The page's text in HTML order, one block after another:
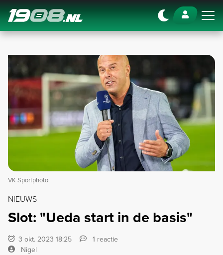
Navigation
VK Sportphoto
NIEUWS
Slot: "Ueda start in de basis"
3 okt. 2023 18:25
1 reactie
Nigel